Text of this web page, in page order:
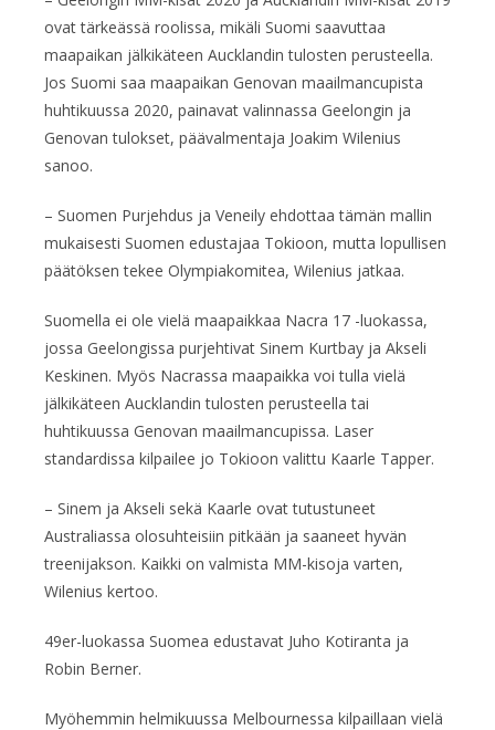
ovat tärkeässä roolissa, mikäli Suomi saavuttaa
maapaikan jälkikäteen Aucklandin tulosten perusteella.
Jos Suomi saa maapaikan Genovan maailmancupista
huhtikuussa 2020, painavat valinnassa Geelongin ja
Genovan tulokset, päävalmentaja Joakim Wilenius
sanoo.
– Suomen Purjehdus ja Veneily ehdottaa tämän mallin
mukaisesti Suomen edustajaa Tokioon, mutta lopullisen
päätöksen tekee Olympiakomitea, Wilenius jatkaa.
Suomella ei ole vielä maapaikkaa Nacra 17 -luokassa,
jossa Geelongissa purjehtivat Sinem Kurtbay ja Akseli
Keskinen. Myös Nacrassa maapaikka voi tulla vielä
jälkikäteen Aucklandin tulosten perusteella tai
huhtikuussa Genovan maailmancupissa. Laser
standardissa kilpailee jo Tokioon valittu Kaarle Tapper.
– Sinem ja Akseli sekä Kaarle ovat tutustuneet
Australiassa olosuhteisiin pitkään ja saaneet hyvän
treenijakson. Kaikki on valmista MM-kisoja varten,
Wilenius kertoo.
49er-luokassa Suomea edustavat Juho Kotiranta ja
Robin Berner.
Myöhemmin helmikuussa Melbournessa kilpaillaan vielä